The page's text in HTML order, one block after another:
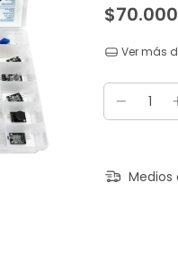
$70.000
Ver más
Medios